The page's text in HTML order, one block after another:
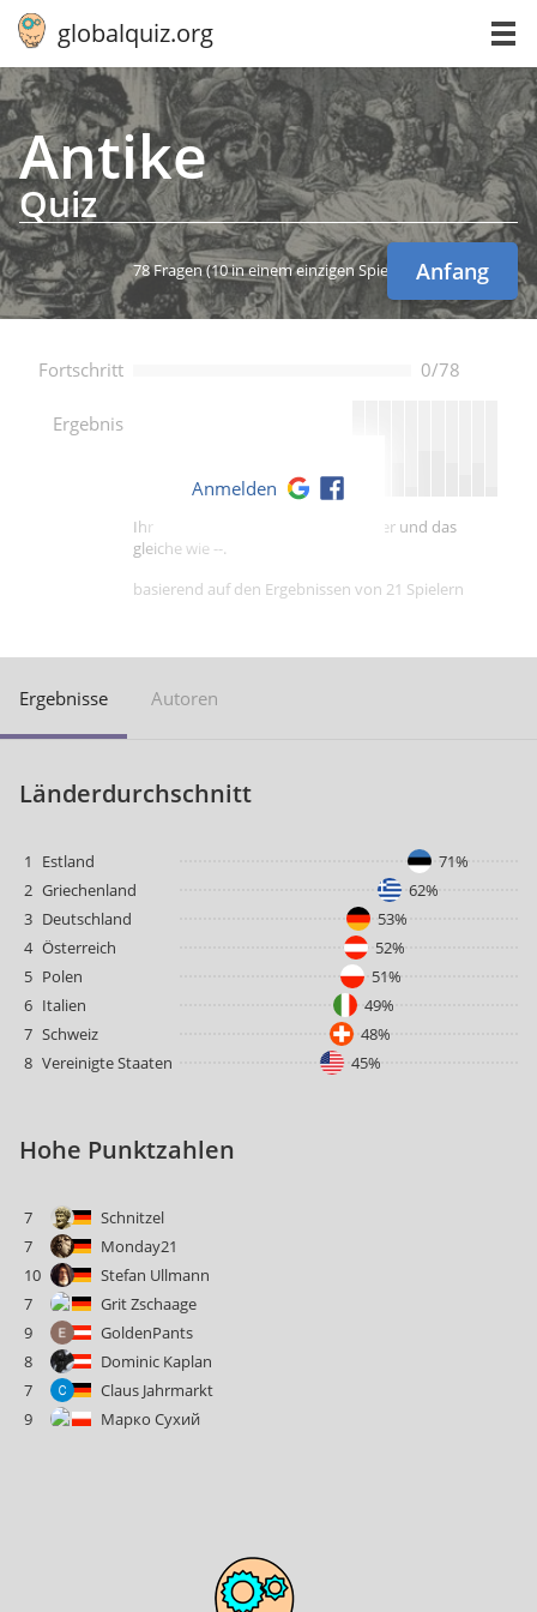
globalquiz.org
Antike
Quiz
78 Fragen(10 in einem einzigen Spiel) Anfang
Fortschritt 0/78
Ergebnis
Ihre Punktzahl ist besser als -- Spieler und das
gleiche wie --.
basierend auf den Ergebnissen von 21 Spielern
Anmelden
Ergebnisse Autoren
Länderdurchschnitt
1 Estland
71%
2 Griechenland
62%
3 Deutschland
53%
4 Österreich
52%
5 Polen
51%
6 Italien
49%
7 Schweiz
48%
8 Vereinigte Staaten 45%
Hohe Punktzahlen
7
Schnitzel
7
Monday21
10
Stefan Ullmann
7
Grit Zschaage
9
GoldenPants
8
Dominic Kaplan
7
Claus Jahrmarkt
9
Марко Сухий